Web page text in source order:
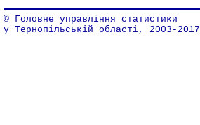
© Головне управління статистики
у Тернопільській області, 2003-2017